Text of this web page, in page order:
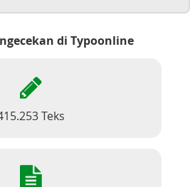
di Typoonline
Teks